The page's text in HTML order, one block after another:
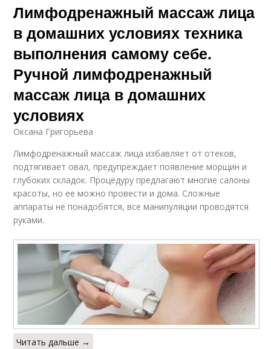
Лимфодренажный массаж лица
в домашних условиях техника
выполнения самому себе.
Ручной лимфодренажный
массаж лица в домашних
условиях
Оксана Григорьева
Лимфодренажный массаж лица избавляет от отеков,
подтягивает овал, предупреждает появление морщин и
глубоких складок. Процедуру предлагают многие салоны
красоты, но ее можно провести и дома. Сложные
аппараты не понадобятся, все манипуляции проводятся
руками.
Читать дальше →